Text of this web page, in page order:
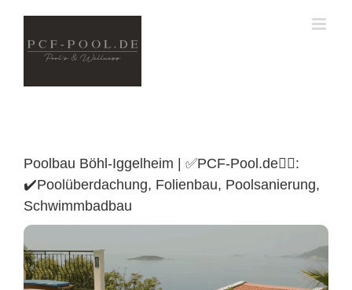
content
Poolbau Böhl-Iggelheim | ✅PCF-Pool.de🏊🏼:
✔️Poolüberdachung, Folienbau, Poolsanierung,
Schwimmbadbau